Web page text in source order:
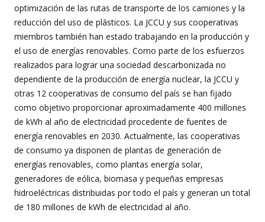
optimización de las rutas de transporte de los camiones y la
reducción del uso de plásticos. La JCCU y sus cooperativas
miembros también han estado trabajando en la producción y
el uso de energías renovables. Como parte de los esfuerzos
realizados para lograr una sociedad descarbonizada no
dependiente de la producción de energía nuclear, la JCCU y
otras 12 cooperativas de consumo del país se han fijado
como objetivo proporcionar aproximadamente 400 millones
de kWh al año de electricidad procedente de fuentes de
energía renovables en 2030. Actualmente, las cooperativas
de consumo ya disponen de plantas de generación de
energías renovables, como plantas energía solar,
generadores de eólica, biomasa y pequeñas empresas
hidroeléctricas distribuidas por todo el país y generan un total
de 180 millones de kWh de electricidad al año.